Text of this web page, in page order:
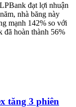
đạt lợi nhuận
nhà băng này
mạnh 142% so với
đã hoàn thành 56%
tăng 3 phiên